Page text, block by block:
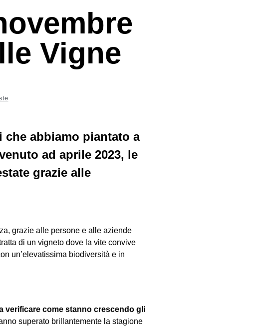
Vigne
abbiamo piantato a
ad aprile 2023, le
grazie alle
grazie alle persone e alle aziende
di un vigneto dove la vite convive
un’elevatissima biodiversità e in
verificare come stannocrescendogli
superato brillantemente la stagione